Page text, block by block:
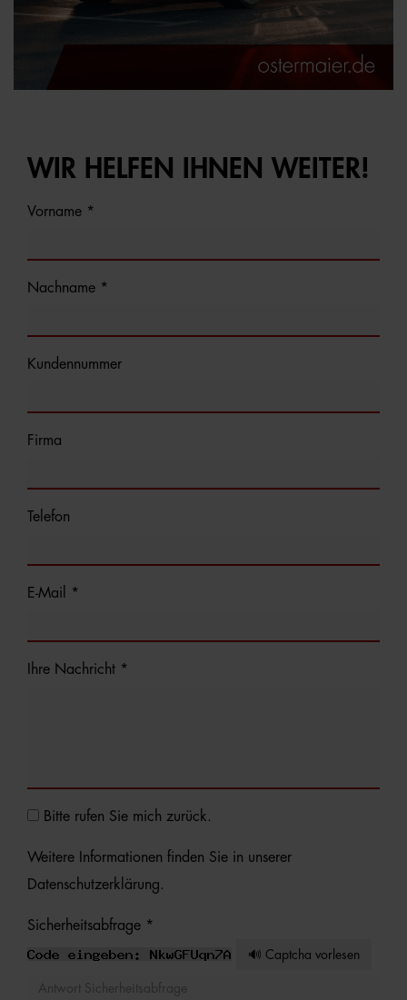
WIR HELFEN IHNEN WEITER!
Vorname *
Nachname *
Kundennummer
Firma
Telefon
E-Mail *
Ihre Nachricht *
Bitte rufen Sie mich zurück.
Weitere Informationen finden Sie in unserer
Datenschutzerklärung.
Sicherheitsabfrage *
🔊 Captcha vorlesen